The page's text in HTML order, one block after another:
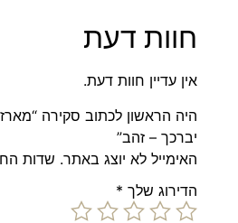
חוות דעת
אין עדיין חוות דעת.
היה הראשון לכתוב סקירה
יברכך – זהב”
האימייל לא יוצג באתר. שדות
הדירוג שלך *